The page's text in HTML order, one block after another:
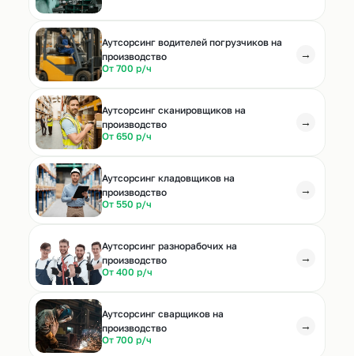
Аутсорсинг водителей погрузчиков на
производство
От 700 р/ч
→
Аутсорсинг сканировщиков на
производство
От 650 р/ч
→
Аутсорсинг кладовщиков на
производство
От 550 р/ч
→
Аутсорсинг разнорабочих на
производство
От 400 р/ч
→
Аутсорсинг сварщиков на
производство
От 700 р/ч
→